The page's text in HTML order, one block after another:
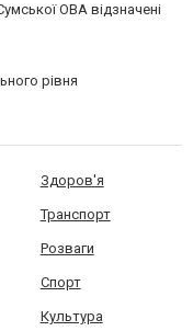
ОВА відзначені
рівня
Здоров'я
Транспорт
Розваги
Спорт
Культура